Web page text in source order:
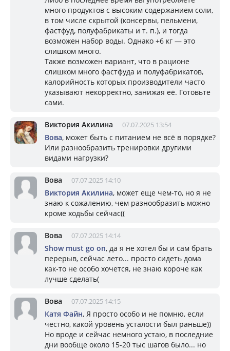
много продуктов с высоким содержанием соли,
в том числе скрытой (консервы, пельмени,
фастфуд, полуфабрикаты и т. п.), и тогда
возможен набор воды. Однако +6 кг — это
слишком много.
Также возможен вариант, что в рационе
слишком много фастфуда и полуфабрикатов,
калорийность которых производители часто
указывают некорректно, занижая её. Готовьте
сами.
Виктория Акилина 07.07.2025 13:54
Вова, может быть с питанием не всё в порядке?
Или разнообразить тренировки другими
видами нагрузки?
Вова 07.07.2025 14:10
Виктория Акилина, может еще чем-то, но я не
знаю к сожалению, чем разнообразить можно
кроме ходьбы сейчас((
Вова 07.07.2025 14:14
Show must go on, да я не хотел бы и сам брать
перерыв, сейчас лето... просто сидеть дома
как-то не особо хочется, не знаю короче как
лучше сделать(
Вова 07.07.2025 14:15
Катя Файн, Я просто особо и не помню, если
честно, какой уровень усталости был раньше))
Но вроде и сейчас немного устаю, в последние
дни вообще около 15-20 тыс шагов было... но